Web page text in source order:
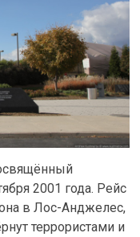
2001 года. Рейс
в Лос-Анджелес,
террористами и